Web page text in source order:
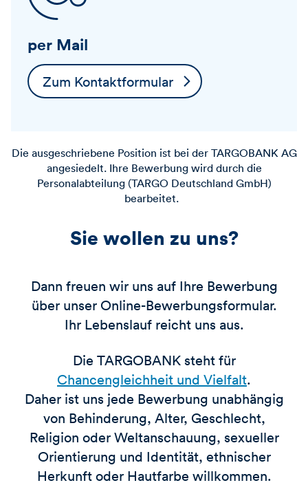
per Mail
Zum Kontaktformular
Die ausgeschriebene Position ist bei der TARGOBANK AG
angesiedelt. Ihre Bewerbung wird durch die
Personalabteilung (TARGO Deutschland GmbH)
bearbeitet.
Sie wollen zu uns?
Dann freuen wir uns auf Ihre Bewerbung
über unser Online-Bewerbungsformular.
Ihr Lebenslauf reicht uns aus.
Die TARGOBANK steht für
Chancengleichheit und Vielfalt.
Daher ist uns jede Bewerbung unabhängig
von Behinderung, Alter, Geschlecht,
Religion oder Weltanschauung, sexueller
Orientierung und Identität, ethnischer
Herkunft oder Hautfarbe willkommen.